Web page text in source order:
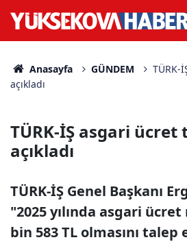
Anasayfa GÜNDEM
TÜRK-
açıkladı
TÜRK-İŞ asgari ücret
açıkladı
TÜRK-İŞ Genel Başkanı
"2025 yılında asgari ücret
bin 583 TL olmasını